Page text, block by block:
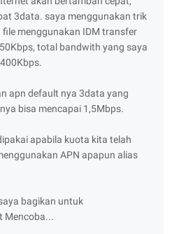
3data. saya menggunakan trik
menggunakan IDM transfer
total bandwith yang saya
apn default nya 3data yang
bisa mencapai 1,5Mbps.
apabila kuota kita telah
APN apapun alias
bagikan untuk
Mencoba...